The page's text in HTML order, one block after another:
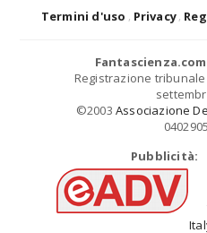
Termini d'uso Privacy
Fantascienza.com
Registrazione
©2003 Associazione
Pubblicità: